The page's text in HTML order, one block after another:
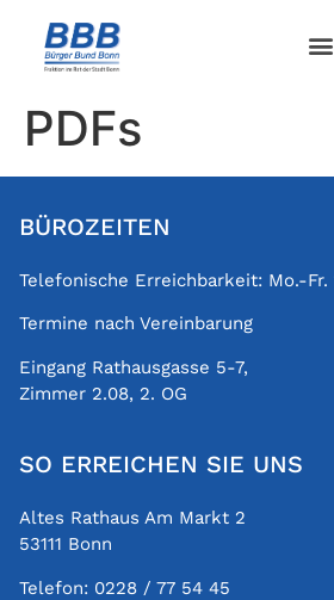
PDFs
BÜROZEITEN
Telefonische Erreichbarkeit: Mo.-Fr.
Termine nach Vereinbarung
Eingang Rathausgasse 5-7,
Zimmer 2.08, 2. OG
SO ERREICHEN SIE UNS
Altes Rathaus Am Markt 2
53111 Bonn
Telefon: 0228 / 77 54 45